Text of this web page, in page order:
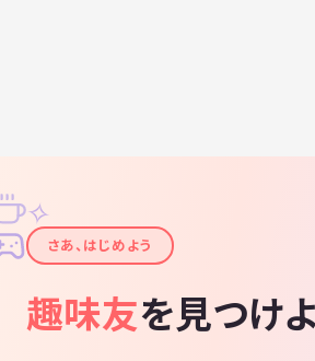
✦
✧
さあ、はじめよう
趣味友を見つけ